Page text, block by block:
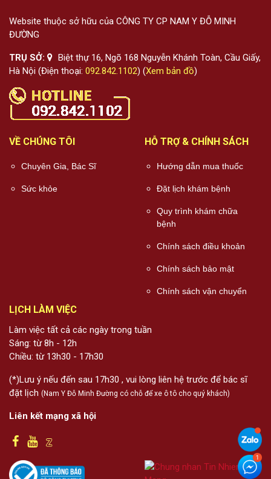
Website thuộc sở hữu của CÔNG TY CP NAM Y ĐỖ MINH
ĐƯỜNG
TRỤ SỞ:
Biệt thự 16, Ngõ 168 Nguyễn Khánh Toàn, Cầu Giấy,
Hà Nội (Điện thoại: 092.842.1102) (Xem bản đồ)
VỀ CHÚNG TÔI
Chuyên Gia, Bác Sĩ
Sức khỏe
HỖ TRỢ & CHÍNH SÁCH
Hướng dẫn mua thuốc
Đặt lịch khám bệnh
Quy trình khám chữa
bệnh
Chính sách điều khoản
Chính sách bảo mật
Chính sách vận chuyển
LỊCH LÀM VIỆC
Làm việc tất cả các ngày trong tuần
Sáng: từ 8h - 12h
Chiều: từ 13h30 - 17h30
(*)Lưu ý nếu đến sau 17h30 , vui lòng liên hệ trước để bác sĩ
đặt lịch (Nam Y Đỗ Minh Đường có chỗ để xe ô tô cho quý khách)
Liên kết mạng xã hội